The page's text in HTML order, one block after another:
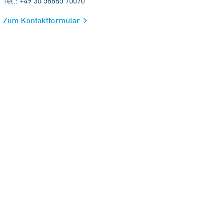
Zum Kontaktformular